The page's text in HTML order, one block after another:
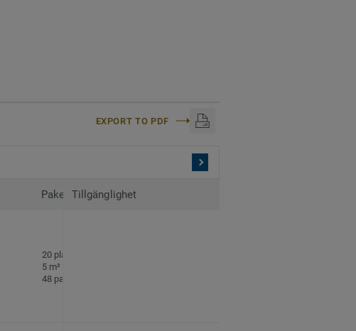
EXPORT TO PDF
PaketeringTillgänglighet
20 plattor per paket
5 m² per paket
48 paket per pall